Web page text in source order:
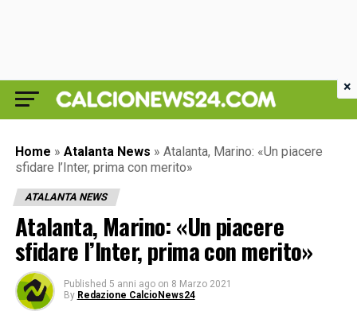
Home » Atalanta News » Atalanta, Marino: «Un piacere
sfidare l’Inter, prima con merito»
ATALANTA NEWS
Atalanta, Marino: «Un piacere
sfidare l’Inter, prima con merito»
Published 5 anni ago on 8 Marzo 2021
By Redazione CalcioNews24
×